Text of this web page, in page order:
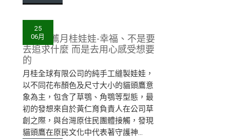
25
06月
好物推薦月桂娃娃-幸福、不是要
去追求什麼 而是去用心感受想要
的
月桂全球有限公司的純手工縫製娃娃，
以不同花布顏色及尺寸大小的貓頭鷹意
象為主，包含了草鶚、角鶚等型態，最
初的發想來自於黃仁育負責人在公司草
創之際，與台灣原住民團體接觸，發現
貓頭鷹在原民文化中代表著守護神...